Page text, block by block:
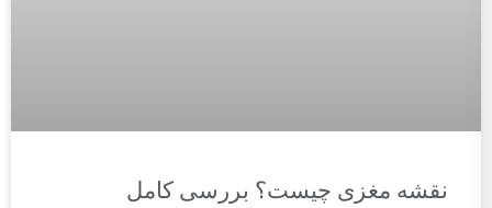
نقشه مغزی چیست؟ بررسی کامل